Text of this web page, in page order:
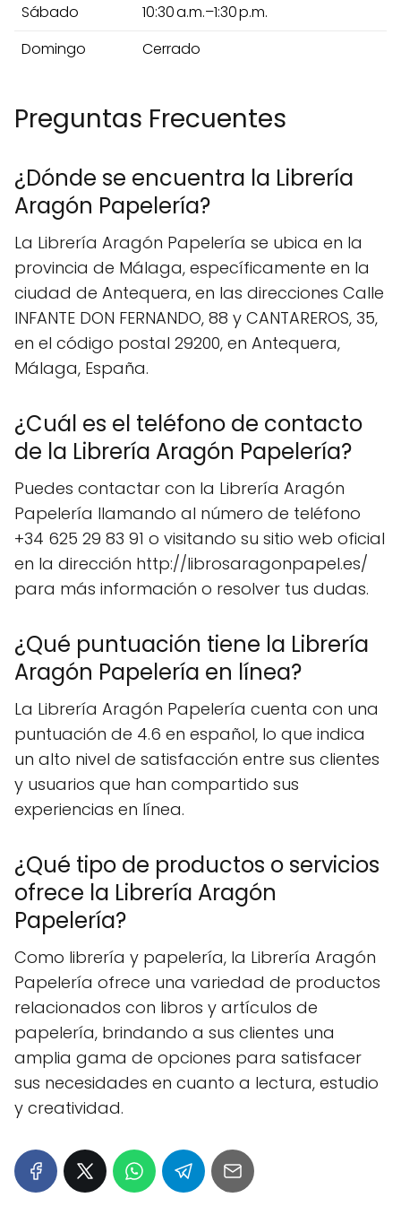
Sábado
10:30 a.m.–1:30 p.m.
Domingo
Cerrado
Preguntas Frecuentes
¿Dónde se encuentra la Librería
Aragón Papelería?
La Librería Aragón Papelería se ubica en la
provincia de Málaga, específicamente en la
ciudad de Antequera, en las direcciones Calle
INFANTE DON FERNANDO, 88 y CANTAREROS, 35,
en el código postal 29200, en Antequera,
Málaga, España.
¿Cuál es el teléfono de contacto
de la Librería Aragón Papelería?
Puedes contactar con la Librería Aragón
Papelería llamando al número de teléfono
+34 625 29 83 91 o visitando su sitio web oficial
en la dirección http://librosaragonpapel.es/
para más información o resolver tus dudas.
¿Qué puntuación tiene la Librería
Aragón Papelería en línea?
La Librería Aragón Papelería cuenta con una
puntuación de 4.6 en español, lo que indica
un alto nivel de satisfacción entre sus clientes
y usuarios que han compartido sus
experiencias en línea.
¿Qué tipo de productos o servicios
ofrece la Librería Aragón
Papelería?
Como librería y papelería, la Librería Aragón
Papelería ofrece una variedad de productos
relacionados con libros y artículos de
papelería, brindando a sus clientes una
amplia gama de opciones para satisfacer
sus necesidades en cuanto a lectura, estudio
y creatividad.